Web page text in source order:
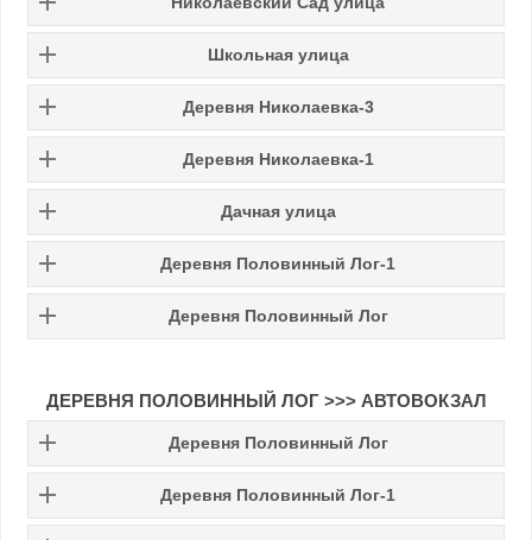
Школьная улица
Деревня Николаевка-3
Деревня Николаевка-1
Дачная улица
Деревня Половинный Лог-1
Деревня Половинный Лог
ДЕРЕВНЯ ПОЛОВИННЫЙ ЛОГ >>> АВТОВОКЗАЛ
Деревня Половинный Лог
Деревня Половинный Лог-1